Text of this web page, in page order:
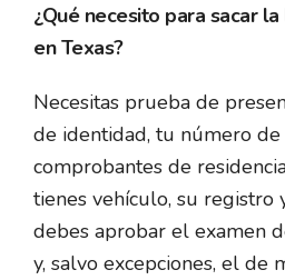
¿Qué necesito para sacar
en Texas?
Necesitas prueba de
de identidad, tu número de
comprobantes de
tienes vehículo, su registro
debes aprobar el examen
y, salvo excepciones, el de